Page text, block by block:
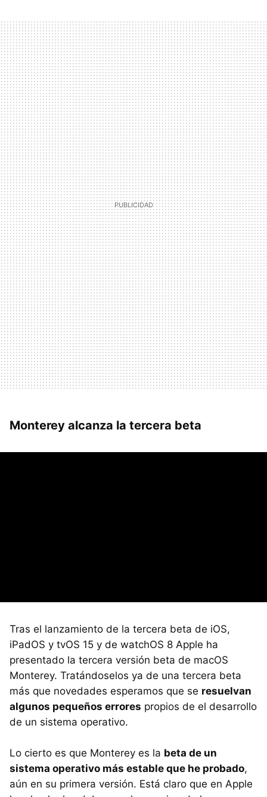
Monterey alcanza la tercera beta
Tras el lanzamiento de la tercera beta de iOS,
iPadOS y tvOS 15 y de watchOS 8 Apple ha
presentado la tercera versión beta de macOS
Monterey. Tratándoselos ya de una tercera beta
más que novedades esperamos que se resuelvan
algunos pequeños errores propios de el desarrollo
de un sistema operativo.
Lo cierto es que Monterey es la beta de un
sistema operativo más estable que he probado,
aún en su primera versión. Está claro que en Apple